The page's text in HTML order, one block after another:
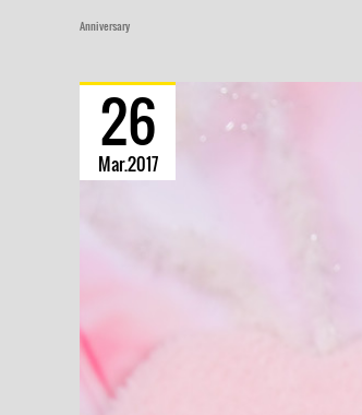
Anniversary
26
Mar2017